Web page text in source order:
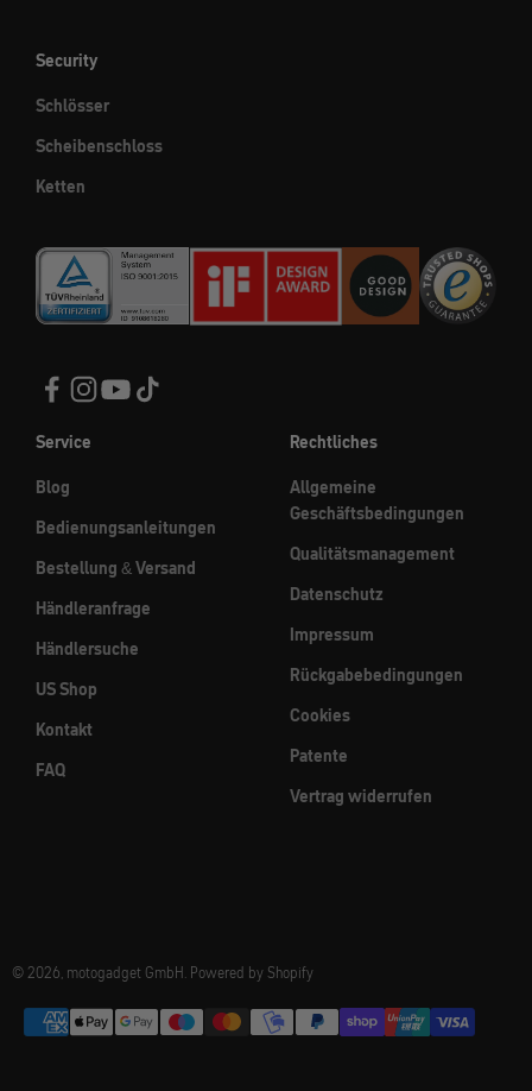
Security
Schlösser
Scheibenschloss
Ketten
Service
Blog
Bedienungsanleitungen
Bestellung & Versand
Händleranfrage
Händlersuche
US Shop
Kontakt
FAQ
Rechtliches
Allgemeine
Geschäftsbedingungen
Qualitätsmanagement
Datenschutz
Impressum
Rückgabebedingungen
Cookies
Patente
Vertrag widerrufen
© 2026, motogadget GmbH. Powered by Shopify